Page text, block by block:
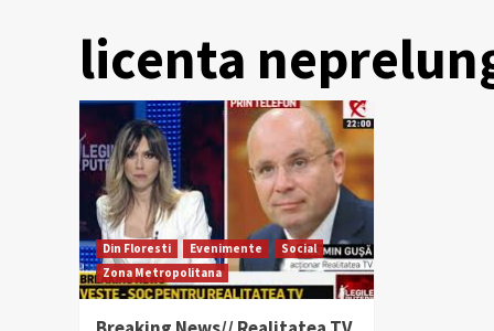
licenta
Din Floresti Evenimente
Social
Zona Metropolitana